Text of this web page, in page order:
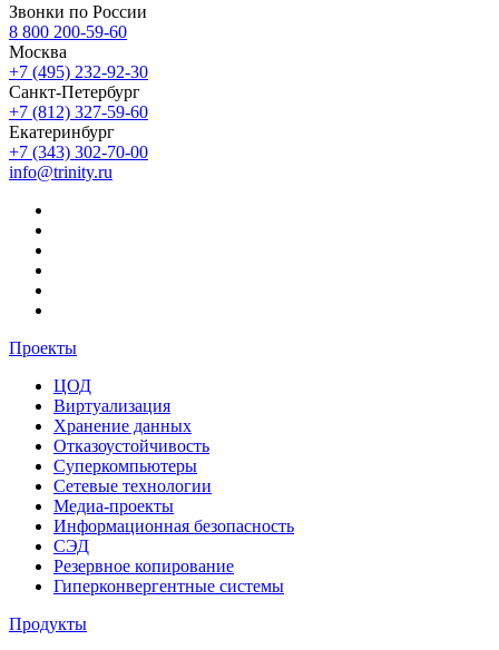
Звонки по России
8 800 200-59-60
Москва
+7 (495) 232-92-30
Санкт-Петербург
+7 (812) 327-59-60
Екатеринбург
+7 (343) 302-70-00
info@trinity.ru
Проекты
ЦОД
Виртуализация
Хранение данных
Отказоустойчивость
Суперкомпьютеры
Сетевые технологии
Медиа-проекты
Информационная безопасность
СЭД
Резервное копирование
Гиперконвергентные системы
Продукты